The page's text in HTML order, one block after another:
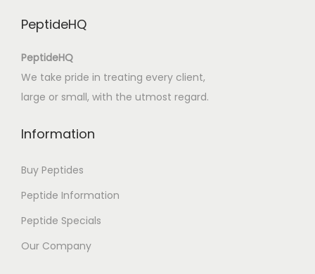
PeptideHQ
PeptideHQ
We take pride in treating every client,
large or small, with the utmost regard.
Information
Buy Peptides
Peptide Information
Peptide Specials
Our Company